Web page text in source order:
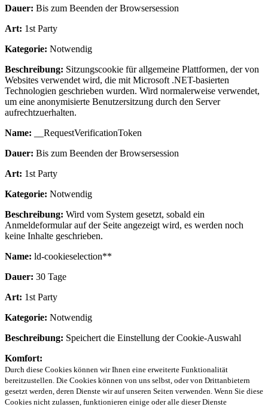
Dauer: Bis zum Beenden der Browsersession
Art: 1st Party
Kategorie: Notwendig
Beschreibung: Sitzungscookie für allgemeine Plattformen, der von
Websites verwendet wird, die mit Microsoft .NET-basierten
Technologien geschrieben wurden. Wird normalerweise verwendet,
um eine anonymisierte Benutzersitzung durch den Server
aufrechtzuerhalten.
Name: __RequestVerificationToken
Dauer: Bis zum Beenden der Browsersession
Art: 1st Party
Kategorie: Notwendig
Beschreibung: Wird vom System gesetzt, sobald ein
Anmeldeformular auf der Seite angezeigt wird, es werden noch
keine Inhalte geschrieben.
Name: ld-cookieselection**
Dauer: 30 Tage
Art: 1st Party
Kategorie: Notwendig
Beschreibung: Speichert die Einstellung der Cookie-Auswahl
Komfort:
Durch diese Cookies können wir Ihnen eine erweiterte Funktionalität
bereitzustellen. Die Cookies können von uns selbst, oder von Drittanbietern
gesetzt werden, deren Dienste wir auf unseren Seiten verwenden. Wenn Sie diese
Cookies nicht zulassen, funktionieren einige oder alle dieser Dienste